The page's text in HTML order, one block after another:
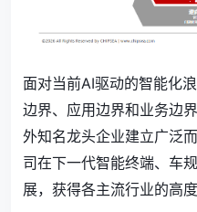
面对当前AI驱动的智能化
边界、应用边界和业务边
外知名龙头企业建立广泛
司在下一代智能终端、车
展，获得各主流行业的高度